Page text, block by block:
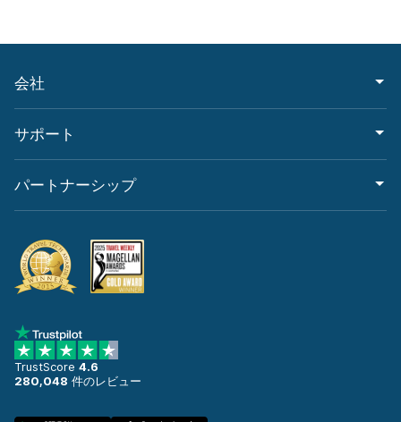
会社
サポート
パートナーシップ
TrustScore 4.6
280,048 件のレビュー